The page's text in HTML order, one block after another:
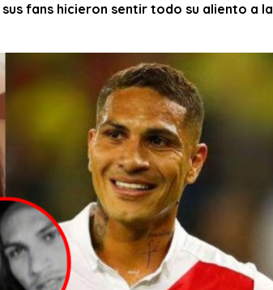
sus fans hicieron sentir todo su aliento a la